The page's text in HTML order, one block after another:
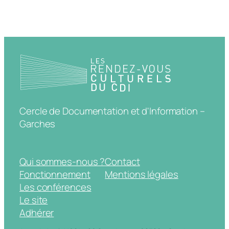
Cercle de Documentation et d'Information –
Garches
Qui sommes-nous ?
Fonctionnement
Les conférences
Le site
Adhérer
Contact
Mentions légales